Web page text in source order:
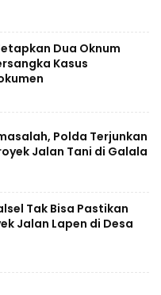
Dua Oknum
Kasus
Polda Terjunkan
Jalan Tani di Galala
Tak Bisa Pastikan
Jalan Lapen di Desa